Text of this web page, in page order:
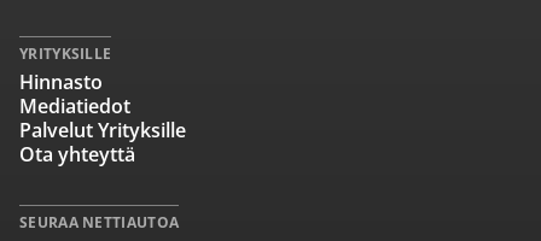
SEURAA NETTIAUTOA
YRITYKSILLE
Hinnasto
Mediatiedot
Palvelut Yrityksille
Ota yhteyttä